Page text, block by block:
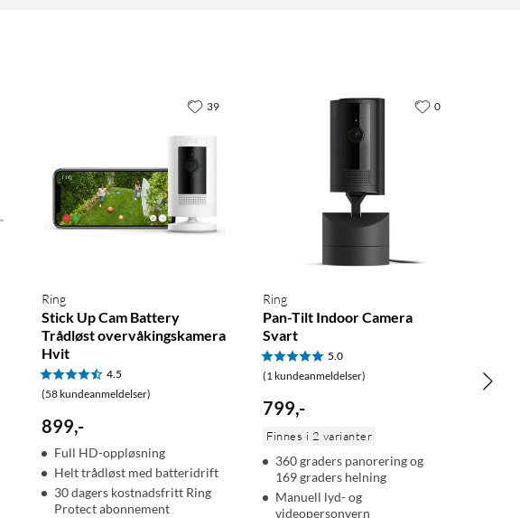
Ring
Stick Up Cam Battery
Trådløst overvåkingskamera
Hvit
4.5
(58 kundeanmeldelser)
899,-
Full HD-oppløsning
Helt trådløst med batteridrift
30 dagers kostnadsfritt Ring
Protect abonnement
39
Ring
Pan-Tilt Indoor Camera
Svart
5.0
(1 kundeanmeldelser)
799,-
Finnes i 2 varianter
360 graders panorering og
169 graders helning
Manuell lyd- og
videopersonvern
0